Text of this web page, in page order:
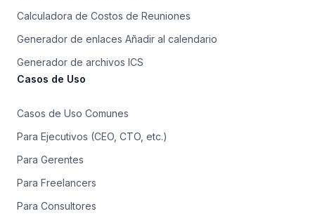
Calculadora de Costos de Reuniones
Generador de enlaces Añadir al calendario
Generador de archivos ICS
Casos de Uso
Casos de Uso Comunes
Para Ejecutivos (CEO, CTO, etc.)
Para Gerentes
Para Freelancers
Para Consultores